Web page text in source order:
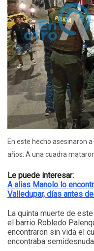
En este hecho asesinaron
años. A una cuadra
Le puede interesar:
A alias Manolo lo
Valledupar, días antes
La quinta muerte de
el barrio Robledo
encontraron sin vida el
encontraba